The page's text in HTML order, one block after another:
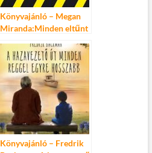
Könyvajánló – Megan
Miranda:Minden eltűnt
Könyvajánló – Fredrik